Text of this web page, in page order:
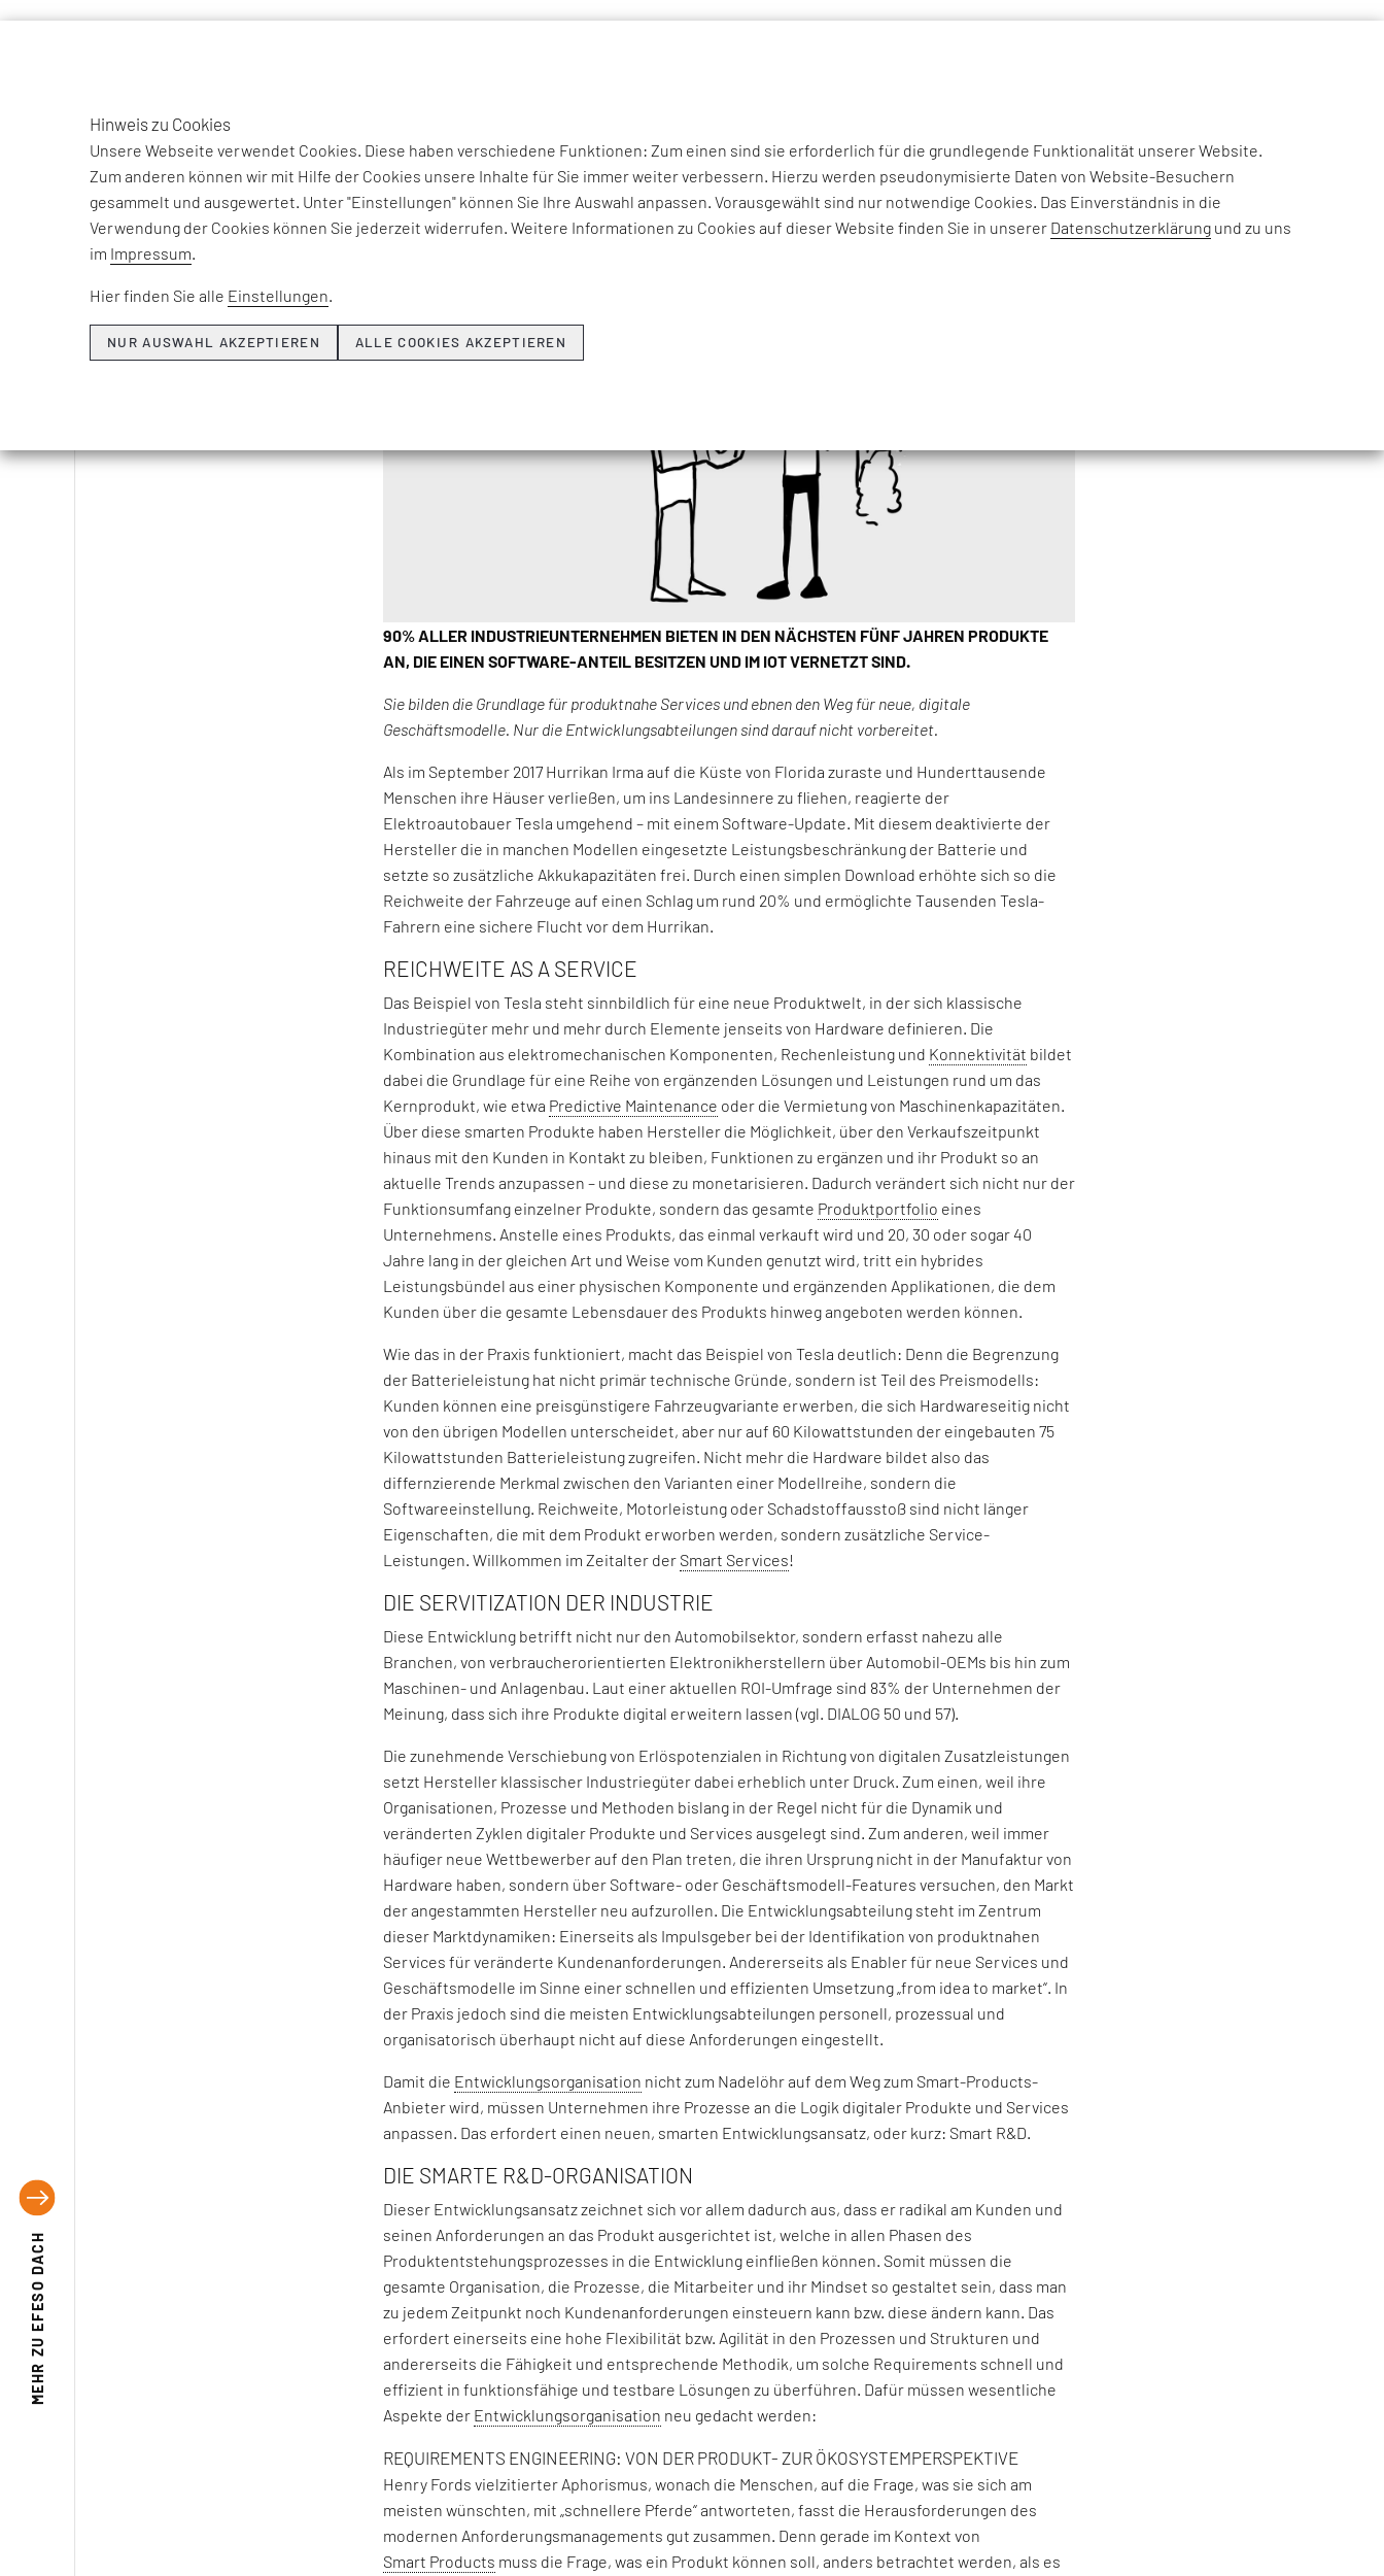
MEHR ZU
EFESO DACH
AM ENDE DES WASSERFALLS
90% ALLER INDUSTRIEUNTERNEHMEN BIETEN IN DEN NÄCHSTEN FÜNF JAHREN PRODUKTE
AN, DIE EINEN SOFTWARE-ANTEIL BESITZEN UND IM IOT VERNETZT SIND.
Sie bilden die Grundlage für produktnahe Services und ebnen den Weg für neue, digitale
Geschäftsmodelle. Nur die Entwicklungsabteilungen sind darauf nicht vorbereitet.
Als im September 2017 Hurrikan Irma auf die Küste von Florida zuraste und Hunderttausende
Menschen ihre Häuser verließen, um ins Landesinnere zu fliehen, reagierte der
Elektroautobauer Tesla umgehend – mit einem Software-Update. Mit diesem deaktivierte der
Hersteller die in manchen Modellen eingesetzte Leistungsbeschränkung der Batterie und
setzte so zusätzliche Akkukapazitäten frei. Durch einen simplen Download erhöhte sich so die
Reichweite der Fahrzeuge auf einen Schlag um rund 20% und ermöglichte Tausenden Tesla-
Fahrern eine sichere Flucht vor dem Hurrikan.
REICHWEITE AS A SERVICE
Das Beispiel von Tesla steht sinnbildlich für eine neue Produktwelt, in der sich klassische
Industriegüter mehr und mehr durch Elemente jenseits von Hardware definieren. Die
Kombination aus elektromechanischen Komponenten, Rechenleistung und Konnektivität bildet
dabei die Grundlage für eine Reihe von ergänzenden Lösungen und Leistungen rund um das
Kernprodukt, wie etwa Predictive Maintenance oder die Vermietung von Maschinenkapazitäten.
Über diese smarten Produkte haben Hersteller die Möglichkeit, über den Verkaufszeitpunkt
hinaus mit den Kunden in Kontakt zu bleiben, Funktionen zu ergänzen und ihr Produkt so an
aktuelle Trends anzupassen – und diese zu monetarisieren. Dadurch verändert sich nicht nur der
Funktionsumfang einzelner Produkte, sondern das gesamte Produktportfolio eines
Unternehmens. Anstelle eines Produkts, das einmal verkauft wird und 20, 30 oder sogar 40
Jahre lang in der gleichen Art und Weise vom Kunden genutzt wird, tritt ein hybrides
Leistungsbündel aus einer physischen Komponente und ergänzenden Applikationen, die dem
Kunden über die gesamte Lebensdauer des Produkts hinweg angeboten werden können.
Wie das in der Praxis funktioniert, macht das Beispiel von Tesla deutlich: Denn die Begrenzung
der Batterieleistung hat nicht primär technische Gründe, sondern ist Teil des Preismodells:
Kunden können eine preisgünstigere Fahrzeugvariante erwerben, die sich Hardwareseitig nicht
von den übrigen Modellen unterscheidet, aber nur auf 60 Kilowattstunden der eingebauten 75
Kilowattstunden Batterieleistung zugreifen. Nicht mehr die Hardware bildet also das
differnzierende Merkmal zwischen den Varianten einer Modellreihe, sondern die
Softwareeinstellung. Reichweite, Motorleistung oder Schadstoffausstoß sind nicht länger
Eigenschaften, die mit dem Produkt erworben werden, sondern zusätzliche Service-
Leistungen. Willkommen im Zeitalter der Smart Services!
DIE SERVITIZATION DER INDUSTRIE
Diese Entwicklung betrifft nicht nur den Automobilsektor, sondern erfasst nahezu alle
Branchen, von verbraucherorientierten Elektronikherstellern über Automobil-OEMs bis hin zum
Maschinen- und Anlagenbau. Laut einer aktuellen ROI-Umfrage sind 83% der Unternehmen der
Meinung, dass sich ihre Produkte digital erweitern lassen (vgl. DIALOG 50 und 57).
Die zunehmende Verschiebung von Erlöspotenzialen in Richtung von digitalen Zusatzleistungen
setzt Hersteller klassischer Industriegüter dabei erheblich unter Druck. Zum einen, weil ihre
Organisationen, Prozesse und Methoden bislang in der Regel nicht für die Dynamik und
veränderten Zyklen digitaler Produkte und Services ausgelegt sind. Zum anderen, weil immer
häufiger neue Wettbewerber auf den Plan treten, die ihren Ursprung nicht in der Manufaktur von
Hardware haben, sondern über Software- oder Geschäftsmodell-Features versuchen, den Markt
der angestammten Hersteller neu aufzurollen. Die Entwicklungsabteilung steht im Zentrum
dieser Marktdynamiken: Einerseits als Impulsgeber bei der Identifikation von produktnahen
Services für veränderte Kundenanforderungen. Andererseits als Enabler für neue Services und
Geschäftsmodelle im Sinne einer schnellen und effizienten Umsetzung „from idea to market“. In
der Praxis jedoch sind die meisten Entwicklungsabteilungen personell, prozessual und
organisatorisch überhaupt nicht auf diese Anforderungen eingestellt.
Damit die Entwicklungsorganisation nicht zum Nadelöhr auf dem Weg zum Smart-Products-
Anbieter wird, müssen Unternehmen ihre Prozesse an die Logik digitaler Produkte und Services
anpassen. Das erfordert einen neuen, smarten Entwicklungsansatz, oder kurz: Smart R&D.
DIE SMARTE R&D-ORGANISATION
Dieser Entwicklungsansatz zeichnet sich vor allem dadurch aus, dass er radikal am Kunden und
seinen Anforderungen an das Produkt ausgerichtet ist, welche in allen Phasen des
Produktentstehungsprozesses in die Entwicklung einfließen können. Somit müssen die
gesamte Organisation, die Prozesse, die Mitarbeiter und ihr Mindset so gestaltet sein, dass man
zu jedem Zeitpunkt noch Kundenanforderungen einsteuern kann bzw. diese ändern kann. Das
erfordert einerseits eine hohe Flexibilität bzw. Agilität in den Prozessen und Strukturen und
andererseits die Fähigkeit und entsprechende Methodik, um solche Requirements schnell und
effizient in funktionsfähige und testbare Lösungen zu überführen. Dafür müssen wesentliche
Aspekte der Entwicklungsorganisation neu gedacht werden:
REQUIREMENTS ENGINEERING: VON DER PRODUKT- ZUR ÖKOSYSTEMPERSPEKTIVE
Henry Fords vielzitierter Aphorismus, wonach die Menschen, auf die Frage, was sie sich am
meisten wünschten, mit „schnellere Pferde“ antworteten, fasst die Herausforderungen des
modernen Anforderungsmanagements gut zusammen. Denn gerade im Kontext von
Smart Products muss die Frage, was ein Produkt können soll, anders betrachtet werden, als es
Hinweis zu Cookies
Unsere Webseite verwendet Cookies. Diese haben verschiedene Funktionen: Zum einen sind sie erforderlich für die grundlegende Funktionalität unserer Website.
Zum anderen können wir mit Hilfe der Cookies unsere Inhalte für Sie immer weiter verbessern. Hierzu werden pseudonymisierte Daten von Website-Besuchern
gesammelt und ausgewertet. Unter "Einstellungen" können Sie Ihre Auswahl anpassen. Vorausgewählt sind nur notwendige Cookies. Das Einverständnis in die
Verwendung der Cookies können Sie jederzeit widerrufen. Weitere Informationen zu Cookies auf dieser Website finden Sie in unserer Datenschutzerklärung und zu uns
im Impressum.
Hier finden Sie alle Einstellungen.
NUR AUSWAHL AKZEPTIEREN ALLE COOKIES AKZEPTIEREN